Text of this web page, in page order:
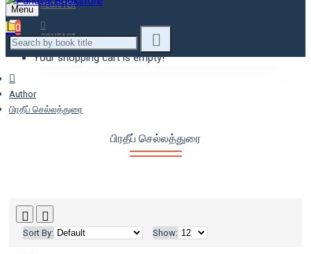
REGISTER
CONTACT
Menu
0
Your shopping cart is empty!
Author
பிரதீப் செல்லத்துரை
பிரதீப் செல்லத்துரை
Sort By: Show: